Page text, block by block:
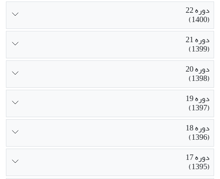
دوره 22
(1400)
دوره 21
(1399)
دوره 20
(1398)
دوره 19
(1397)
دوره 18
(1396)
دوره 17
(1395)